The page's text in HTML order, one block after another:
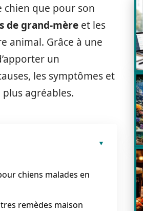
que pour son
de grand-mère et les
animal. Grâce à une
un
les symptômes et
agréables.
chiens malades en
remèdes maison